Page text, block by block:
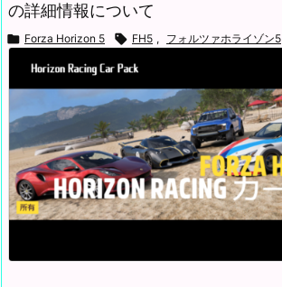
の詳細情報について
 Forza Horizon 5  FH5 , フォルツァホライゾン5